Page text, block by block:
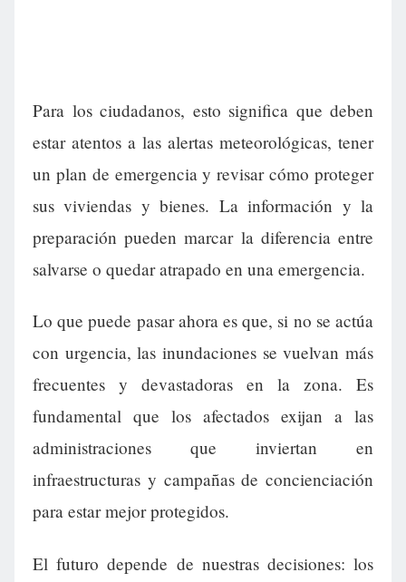
Para los ciudadanos, esto significa que deben
estar atentos a las alertas meteorológicas, tener
un plan de emergencia y revisar cómo proteger
sus viviendas y bienes. La información y la
preparación pueden marcar la diferencia entre
salvarse o quedar atrapado en una emergencia.
Lo que puede pasar ahora es que, si no se actúa
con urgencia, las inundaciones se vuelvan más
frecuentes y devastadoras en la zona. Es
fundamental que los afectados exijan a las
administraciones que inviertan en
infraestructuras y campañas de concienciación
para estar mejor protegidos.
El futuro depende de nuestras decisiones: los